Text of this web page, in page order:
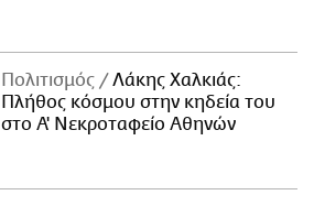
Πολιτισμός
Λάκης Χαλκιάς:
Πλήθος κόσμου στην κηδεία του
στο Α' Νεκροταφείο Αθηνών